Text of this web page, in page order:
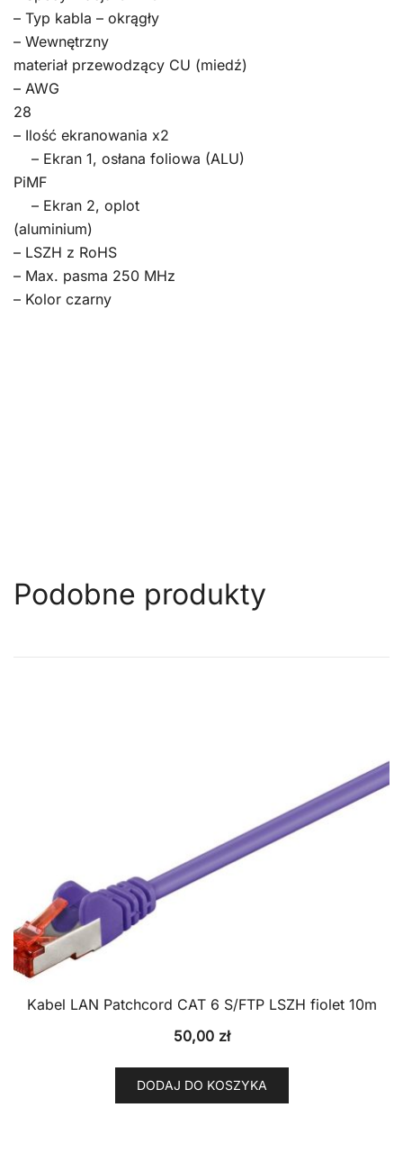
– Typ kabla – okrągły
– Wewnętrzny
materiał przewodzący CU (miedź)
– AWG
28
– Ilość ekranowania x2
– Ekran 1, osłana foliowa (ALU)
PiMF
– Ekran 2, oplot
(aluminium)
– LSZH z RoHS
– Max. pasma 250 MHz
– Kolor czarny
Podobne produkty
Kabel LAN Patchcord CAT 6 S/FTP LSZH fiolet 10m
50,00 zł
DODAJ DO KOSZYKA